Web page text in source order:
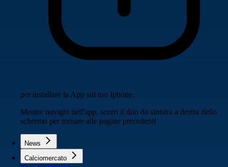
per installare la App sul tuo Iphone.
Mentre navighi nell'app, scorri il dito da sinistra a destra dello
schermo per tornare alle pagine precedenti
News
Calciomercato